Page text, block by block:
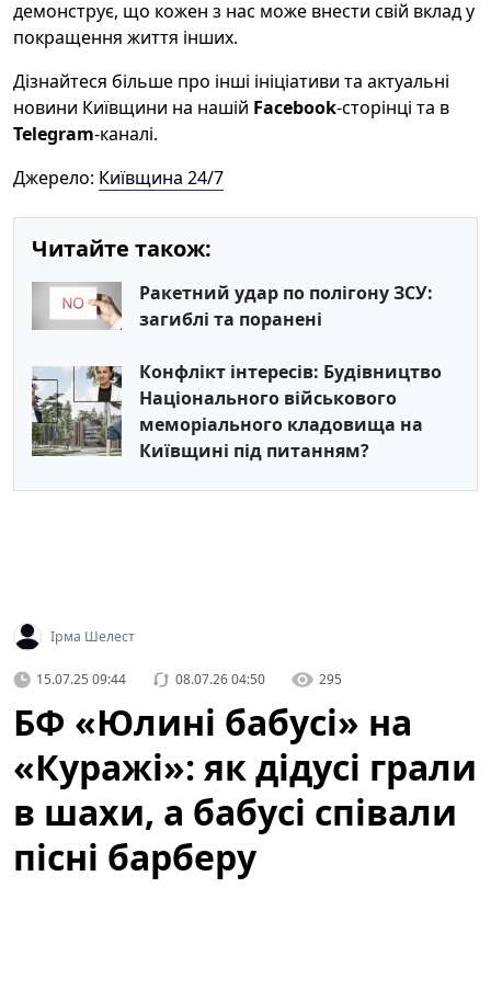
демонструє, що кожен з нас може внести свій вклад у
покращення життя інших.
Дізнайтеся більше про інші ініціативи та актуальні
новини Київщини на нашій Facebook-сторінці та в
Telegram-каналі.
Джерело: Київщина 24/7
Читайте також:
Ракетний удар по полігону ЗСУ:
загиблі та поранені
Конфлікт інтересів: Будівництво
Національного військового
меморіального кладовища на
Київщині під питанням?
Ірма Шелест
15.07.25 09:44 08.07.26 04:50 295
БФ «Юлині бабусі» на
«Куражі»: як дідусі грали
в шахи, а бабусі співали
пісні барберу